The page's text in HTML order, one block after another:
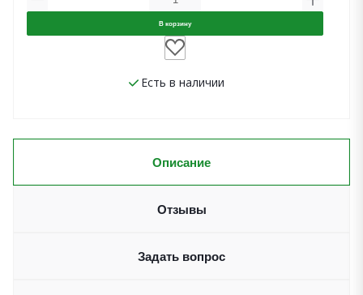
В корзину
Есть в наличии
Описание
Отзывы
Задать вопрос